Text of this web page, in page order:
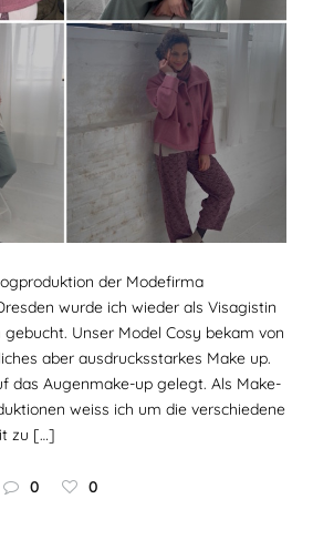
der Modefirma
wurde ich wieder als Visagistin
Unser Model Cosy bekam von
aber ausdrucksstarkes Make up.
das Augenmake-up gelegt. Als Make-
weiss ich um die verschiedene
zu […]
0 0